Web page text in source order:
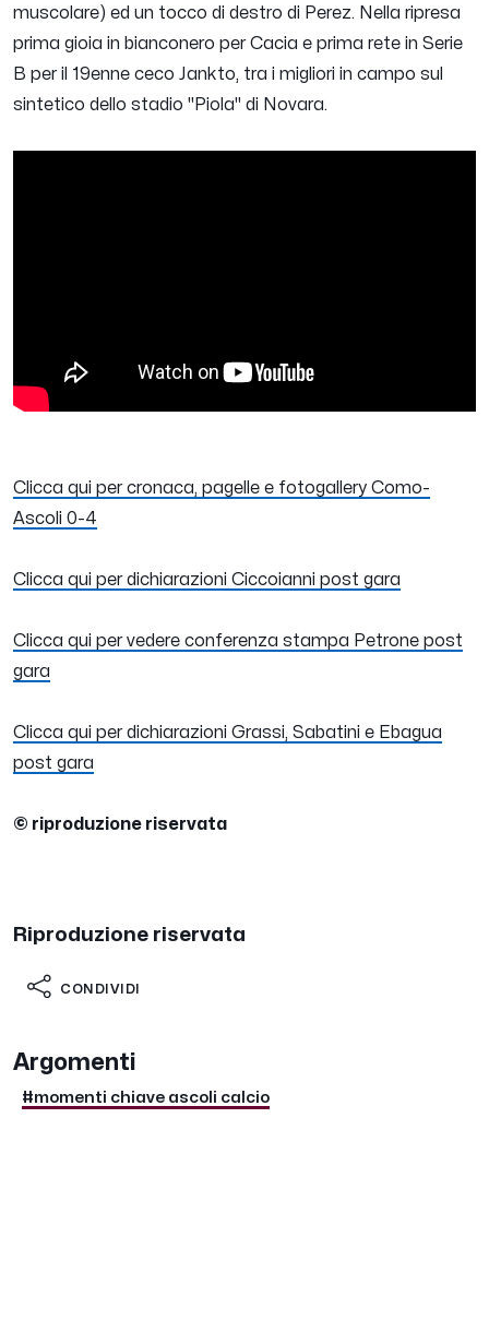
muscolare) ed un tocco di destro di Perez. Nella ripresa
prima gioia in bianconero per Cacia e prima rete in Serie
B per il 19enne ceco Jankto, tra i migliori in campo sul
sintetico dello stadio "Piola" di Novara.
Clicca qui per cronaca, pagelle e fotogallery Como-
Ascoli 0-4
Clicca qui per dichiarazioni Ciccoianni post gara
Clicca qui per vedere conferenza stampa Petrone post
gara
Clicca qui per dichiarazioni Grassi, Sabatini e Ebagua
post gara
© riproduzione riservata
Riproduzione riservata
CONDIVIDI
Argomenti
#momenti chiave ascoli calcio